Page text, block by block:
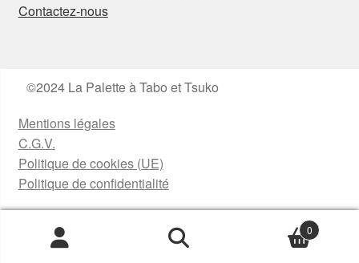
Contactez-nous
Recherche
0
©2024 La Palette à Tabo et Tsuko
Mentions légales
C.G.V.
Politique de cookies (UE)
Politique de confidentialité